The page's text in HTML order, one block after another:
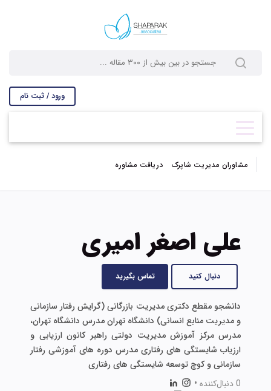
ورود / ثبت نام
مشاوران مدیریت شاپرک دریافت مشاوره
علی اصغر امیری
دنبال کنید تماس بگیرید
دانشجو مقطع دکتری مدیریت بازرگانی (گرایش رفتار سازمانی
و مدیریت منابع انسانی) دانشگاه تهران مدرس دانشگاه تهران،
مدرس مرکز آموزش مدیریت دولتی راهبر کانون ارزیابی و
ارزیاب شایستگی های رفتاری مدرس دوره های آموزشی رفتار
سازمانی و کوچ توسعه شایستگی های رفتاری
0 دنبال‌کننده
•